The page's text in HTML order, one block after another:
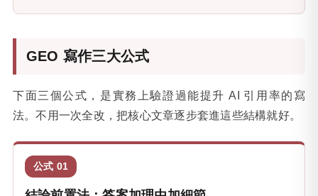
GEO 寫作三大公式
下面三個公式，是實務上驗證過能提升 AI 引用率的寫
法。不用一次全改，把核心文章逐步套進這些結構就好。
公式 01